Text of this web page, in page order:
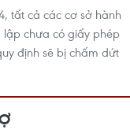
tất cả các cơ sở hành
lập chưa có giấy phép
định sẽ bị chấm dứt